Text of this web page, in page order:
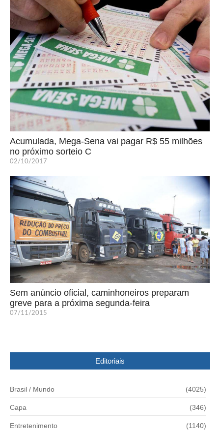
Acumulada, Mega-Sena vai pagar R$ 55 milhões
no próximo sorteio C
02/10/2017
Sem anúncio oficial, caminhoneiros preparam
greve para a próxima segunda-feira
07/11/2015
Editoriais
Brasil / Mundo (4025)
Capa (346)
Entretenimento (1140)